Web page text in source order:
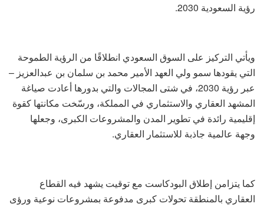
رؤية السعودية 2030.
ويأتي التركيز على السوق السعودي انطلاقًا من الرؤية الطموحة
التي يقودها سمو ولي العهد الأمير محمد بن سلمان بن عبدالعزيز –
عبر رؤية 2030، في شتى المجالات والتي بدورها أعادت صياغة
المشهد العقاري والاستثماري في المملكة، ورسّخت مكانتها كقوة
إقليمية رائدة في تطوير المدن والمشروعات الكبرى، وجعلها
وجهة عالمية جاذبة للاستثمار العقاري.
كما يتزامن إطلاق البودكاست مع توقيت يشهد فيه القطاع
العقاري بالمنطقة تحولات كبرى مدفوعة بمشروعات نوعية ورؤى